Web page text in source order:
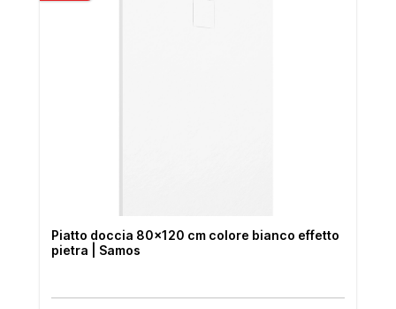
Piatto doccia 80x120 cm colore bianco effetto
pietra | Samos